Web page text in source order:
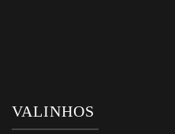
VALINHOS